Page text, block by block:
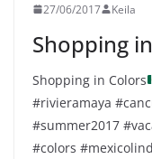
27/06/2017 Keila
Shopping
Shopping in Colors
#rivieramaya
#summer2017
#colors